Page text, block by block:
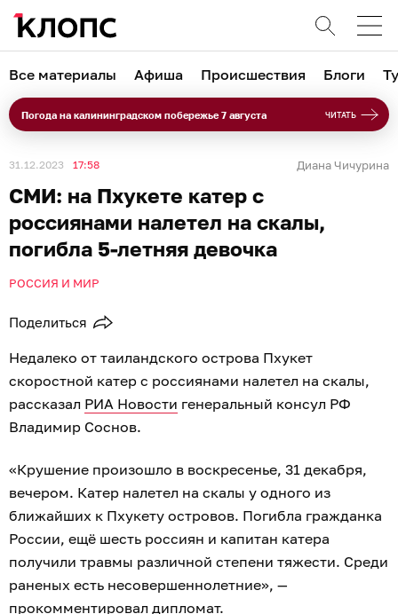
Все материалы Афиша Происшествия Блоги
Погода на калининградском побережье 7 августа ЧИТАТЬ
31.12.2023 17:58 Диана Чичурина
СМИ: на Пхукете катер с
россиянами налетел на скалы,
погибла 5-летняя девочка
РОССИЯ И МИР
Поделиться
Недалеко от таиландского острова Пхукет
скоростной катер с россиянами налетел на скалы,
рассказал РИА Новости генеральный консул РФ
Владимир Соснов.
«Крушение произошло в воскресенье, 31 декабря,
вечером. Катер налетел на скалы у одного из
ближайших к Пхукету островов. Погибла гражданка
России, ещё шесть россиян и капитан катера
получили травмы различной степени тяжести. Среди
раненых есть несовершеннолетние», —
прокомментировал дипломат.